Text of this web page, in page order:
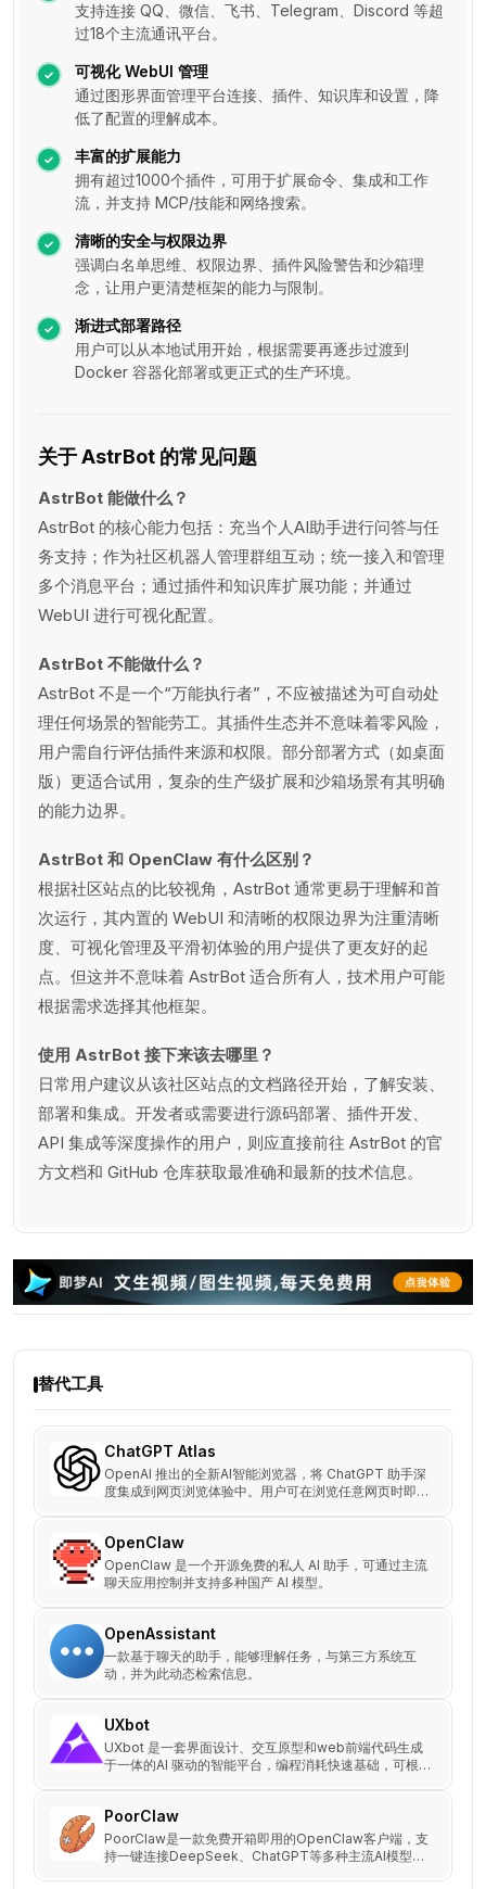
支持连接 QQ、微信、飞书、Telegram、Discord 等超
过18个主流通讯平台。
可视化 WebUI 管理
通过图形界面管理平台连接、插件、知识库和设置，降
低了配置的理解成本。
丰富的扩展能力
拥有超过1000个插件，可用于扩展命令、集成和工作
流，并支持 MCP/技能和网络搜索。
清晰的安全与权限边界
强调白名单思维、权限边界、插件风险警告和沙箱理
念，让用户更清楚框架的能力与限制。
渐进式部署路径
用户可以从本地试用开始，根据需要再逐步过渡到
Docker 容器化部署或更正式的生产环境。
关于 AstrBot 的常见问题
AstrBot 能做什么？
AstrBot 的核心能力包括：充当个人AI助手进行问答与任
务支持；作为社区机器人管理群组互动；统一接入和管理
多个消息平台；通过插件和知识库扩展功能；并通过
WebUI 进行可视化配置。
AstrBot 不能做什么？
AstrBot 不是一个“万能执行者”，不应被描述为可自动处
理任何场景的智能劳工。其插件生态并不意味着零风险，
用户需自行评估插件来源和权限。部分部署方式（如桌面
版）更适合试用，复杂的生产级扩展和沙箱场景有其明确
的能力边界。
AstrBot 和 OpenClaw 有什么区别？
根据社区站点的比较视角，AstrBot 通常更易于理解和首
次运行，其内置的 WebUI 和清晰的权限边界为注重清晰
度、可视化管理及平滑初体验的用户提供了更友好的起
点。但这并不意味着 AstrBot 适合所有人，技术用户可能
根据需求选择其他框架。
使用 AstrBot 接下来该去哪里？
日常用户建议从该社区站点的文档路径开始，了解安装、
部署和集成。开发者或需要进行源码部署、插件开发、
API 集成等深度操作的用户，则应直接前往 AstrBot 的官
方文档和 GitHub 仓库获取最准确和最新的技术信息。
替代工具
ChatGPT Atlas
OpenAI 推出的全新AI智能浏览器，将 ChatGPT 助手深
度集成到网页浏览体验中。用户可在浏览任意网页时即时
等操作。
OpenClaw
OpenClaw 是一个开源免费的私人 AI 助手，可通过主流
聊天应用控制并支持多种国产 AI 模型。
OpenAssistant
一款基于聊天的助手，能够理解任务，与第三方系统互
动，并为此动态检索信息。
UXbot
UXbot 是一套界面设计、交互原型和web前端代码生成
于一体的AI 驱动的智能平台，编程消耗快速基础，可根据
PoorClaw
PoorClaw是一款免费开箱即用的OpenClaw客户端，支
持一键连接DeepSeek、ChatGPT等多种主流AI模型，